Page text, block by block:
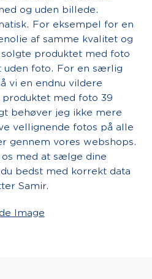
og uden billede.
For eksempel for en
af samme kvalitet og
produktet med foto
uden foto. For en særlig
vi en endnu vildere
med foto 39
behøver jeg ikke mere
vellignende fotos på alle
gennem vores webshops.
med at sælge dine
bedst med korrekt data
Samir.
Image